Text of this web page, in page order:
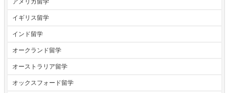
アメリカ留学
イギリス留学
インド留学
オークランド留学
オーストラリア留学
オックスフォード留学